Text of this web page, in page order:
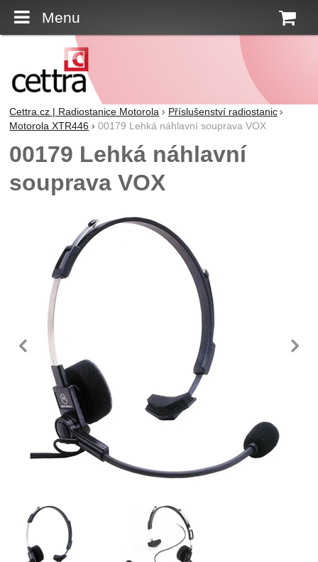
Menu
Cettra.cz | Radiostanice Motorola
Příslušenství radiostanic
Motorola XTR446
00179 Lehká náhlavní souprava VOX
00179 Lehká náhlavní
souprava VOX
Fotografie
předchozí
Fotografie